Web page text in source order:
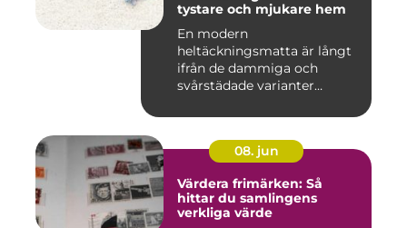
tystare och mjukare hem
En modern
heltäckningsmatta är långt
ifrån de dammiga och
svårstädade varianter
08. jun
Värdera frimärken: Så
hittar du samlingens
verkliga värde